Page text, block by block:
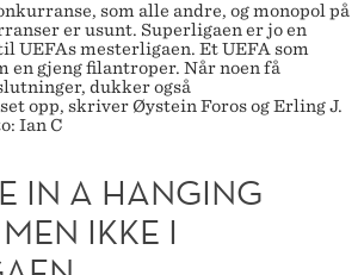
som alle andre, og monopol på
er usunt. Superligaen er jo en
UEFAs mesterligaen. Et UEFA som
en gjeng filantroper. Når noen få
dukker også
opp, skriver Øystein Foros og Erling J.
Ian C
IN A HANGING
IKKE I